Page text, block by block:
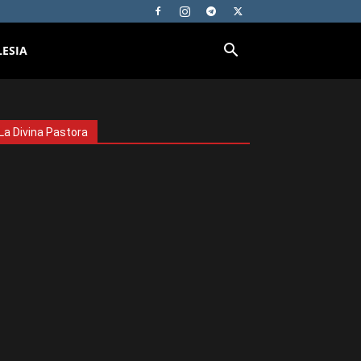
La Divina Pastora